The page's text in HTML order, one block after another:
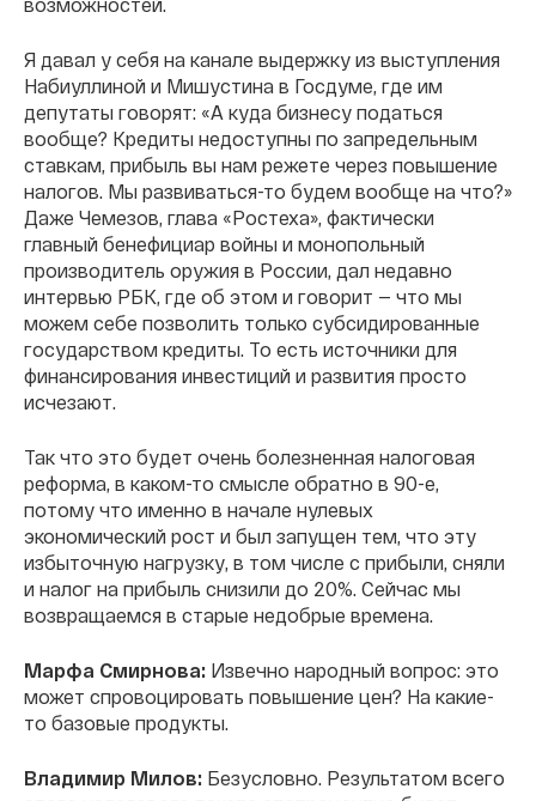
Я давал у себя на канале выдержку из выступления
Набиуллиной и Мишустина в Госдуме, где им
депутаты говорят: «А куда бизнесу податься
вообще? Кредиты недоступны по запредельным
ставкам, прибыль вы нам режете через повышение
налогов. Мы развиваться-то будем вообще на что?»
Даже Чемезов, глава «Ростеха», фактически
главный бенефициар войны и монопольный
производитель оружия в России, дал недавно
интервью РБК, где об этом и говорит — что мы
можем себе позволить только субсидированные
государством кредиты. То есть источники для
финансирования инвестиций и развития просто
исчезают.
Так что это будет очень болезненная налоговая
реформа, в каком-то смысле обратно в 90-е,
потому что именно в начале нулевых
экономический рост и был запущен тем, что эту
избыточную нагрузку, в том числе с прибыли, сняли
и налог на прибыль снизили до 20%. Сейчас мы
возвращаемся в старые недобрые времена.
Марфа Смирнова: Извечно народный вопрос: это
может спровоцировать повышение цен? На какие-
то базовые продукты.
Владимир Милов: Безусловно. Результатом всего